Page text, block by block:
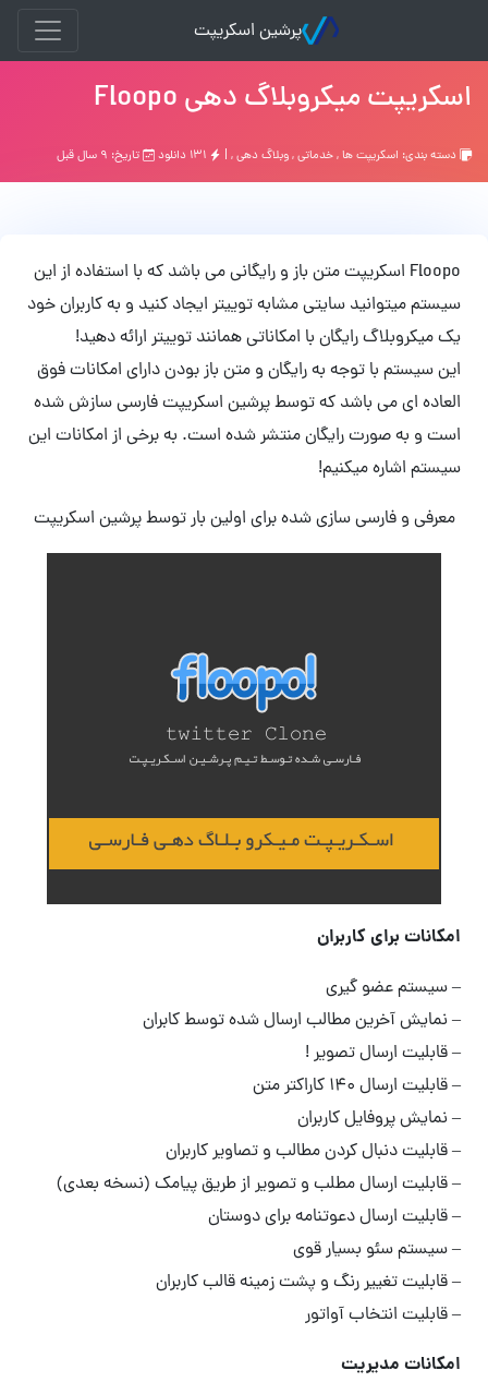
پرشین اسکریپت
اسکریپت میکروبلاگ دهی Floopo
دسته بندی: اسکریپت ها,خدماتی,وبلاگ دهی, | تاریخ: ۹ سال قبل
Floopo اسکریپت متن باز و رایگانی می باشد که با استفاده از این
سیستم میتوانید سایتی مشابه توییتر ایجاد کنید و به کاربران خود
یک میکروبلاگ رایگان با امکاناتی همانند توییتر ارائه دهید!
این سیستم با توجه به رایگان و متن باز بودن دارای امکانات فوق
العاده ای می باشد که توسط پرشین اسکریپت فارسی سازش شده
است و به صورت رایگان منتشر شده است. به برخی از امکانات این
سیستم اشاره میکنیم!
معرفی و فارسی سازی شده برای اولین بار توسط پرشین اسکریپت
امکانات برای کاربران
– سیستم عضو گیری
– نمایش آخرین مطالب ارسال شده توسط کابران
– قابلیت ارسال تصویر !
– قابلیت ارسال ۱۴۰ کاراکتر متن
– نمایش پروفایل کاربران
– قابلیت دنبال کردن مطالب و تصاویر کاربران
– قابلیت ارسال مطلب و تصویر از طریق پیامک (نسخه بعدی)
– قابلیت ارسال دعوتنامه برای دوستان
– سیستم سئو بسیار قوی
– قابلیت تغییر رنگ و پشت زمینه قالب کاربران
– قابلیت انتخاب آواتور
امکانات مدیریت